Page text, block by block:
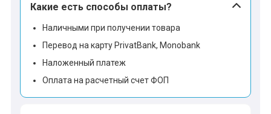
Какие есть способы оплаты?
Наличными при получении товара
Перевод на карту PrivatBank, Monobank
Наложенный платеж
Оплата на расчетный счет ФОП